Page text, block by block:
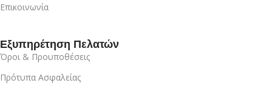
Επικοινωνία
Εξυπηρέτηση Πελατών
Όροι & Προυποθέσεις
Πρότυπα Ασφαλείας